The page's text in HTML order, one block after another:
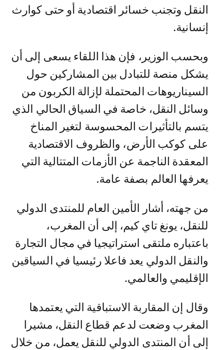
النقل وتجنب خسائر اقتصادية أو حتى كوارث
إنسانية.
وبحسب الوزير، فإن هذا اللقاء يسعى إلى أن
يشكل منصة للتبادل بين المشاركين حول
السيناريوهات المحتملة لإزالة الكربون من
وسائل النقل، خاصة في السياق الحالي الذي
يتسم بالتأثيرات المحسوسة لتغير المناخ
على كوكب الأرض، والظروف الاقتصادية
المعقدة الناجمة عن الأزمات المتتالية التي
يعرفها العالم بصفة عامة.
من جهته، أشار الأمين العام للمنتدى الدولي
للنقل، يونغ تاي كيم، إلى أن المغرب،
باعتباره ملتقى استراتيجيا في مجال التجارة
والنقل الدولي يعد فاعلا رئيسيا في السياقين
الإقليمي والعالمي.
وقال إن المقاربة الاستباقية التي يعتمدها
المغرب وضعت لدعم قطاع النقل، مشيرا
إلى أن المنتدى الدولي للنقل يعمل، من خلال